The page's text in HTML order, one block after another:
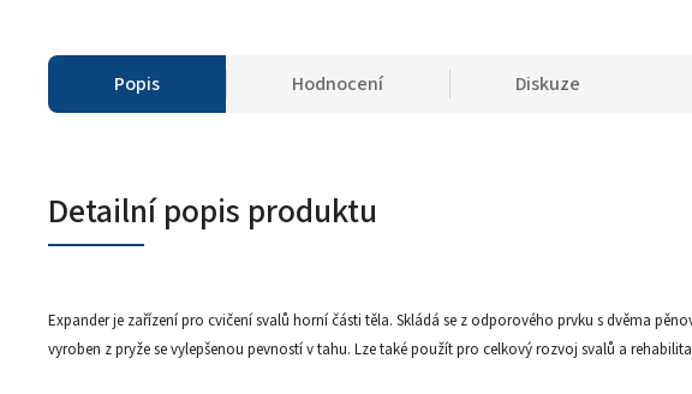
Popis Hodnocení Diskuze
Detailní popis produktu
Expander je zařízení pro cvičení svalů horní části těla. Skládá se z odporového prvku s dvěma
vyroben z pryže se vylepšenou pevností v tahu. Lze také použít pro celkový rozvoj svalů a